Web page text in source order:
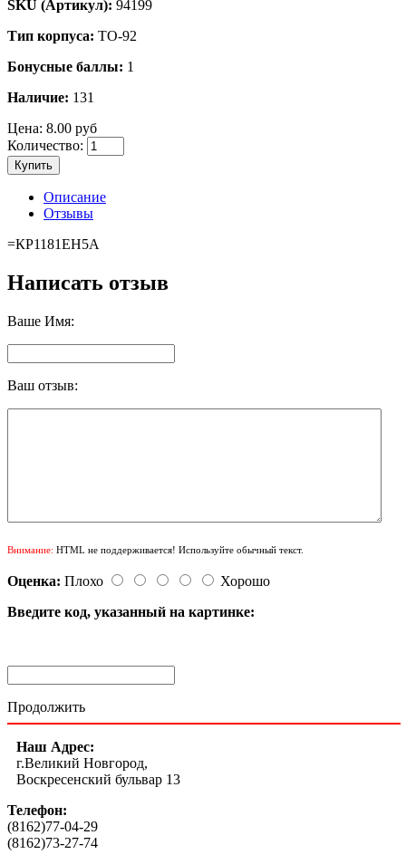
SKU (Артикул): 94199
Тип корпуса: TO-92
Бонусные баллы: 1
Наличие: 131
Цена: 8.00 руб
Количество:
Купить
Описание
Отзывы
=КР1181ЕН5А
Написать отзыв
Ваше Имя:
Ваш отзыв:
Внимание: HTML не поддерживается! Используйте обычный текст.
Оценка: Плохо
Хорошо
Введите код, указанный на картинке:
Продолжить
Наш Адрес:
г.Великий Новгород,
Воскресенский бульвар 13
Телефон:
(8162)77-04-29
(8162)73-27-74